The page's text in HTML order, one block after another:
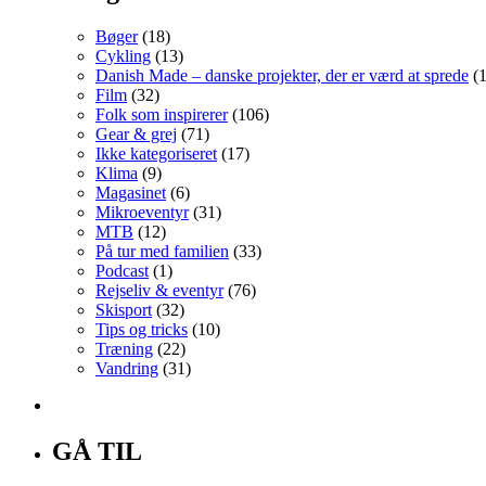
Bøger(18)
Cykling (13)
Danish Made – danske projekter, der er værd at sprede
Film (32)
Folk som inspirerer(106)
Gear & grej (71)
Ikke kategoriseret (17)
Klima (9)
Magasinet (6)
Mikroeventyr(31)
MTB (12)
På tur med familien (33)
Podcast (1)
Rejseliv & eventyr(76)
Skisport (32)
Tips og tricks (10)
Træning (22)
Vandring (31)
GÅ TIL